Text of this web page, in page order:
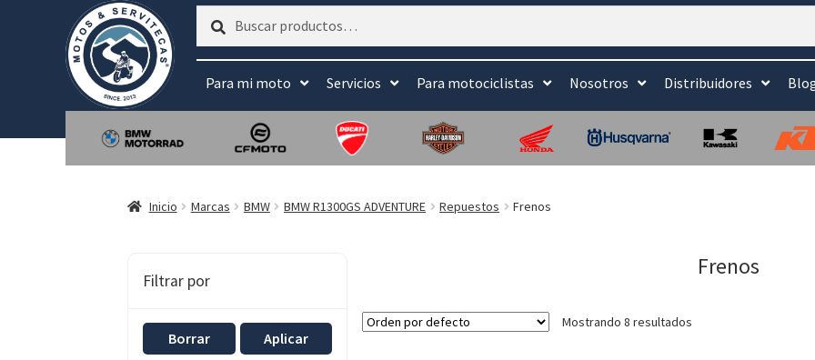
Buscar
Buscar
Para mi moto Servicios Para motociclistas Nosotros Distribuidores
Inicio Marcas BMW BMW R1300GS ADVENTURE Repuestos Frenos
Filtrar por
Borrar Aplicar
Frenos
Mostrando 8 resultados